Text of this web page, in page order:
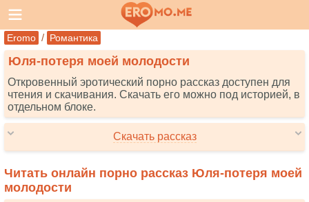
Eromo / Романтика
Юля-потеря моей молодости
Откровенный эротический порно рассказ доступен для
чтения и скачивания. Скачать его можно под историей, в
отдельном блоке.
Скачать рассказ
Читать онлайн порно рассказ Юля-потеря моей
молодости